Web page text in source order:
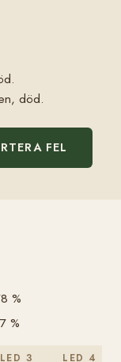
död.
FEL
%
%
LED 3 LED 4